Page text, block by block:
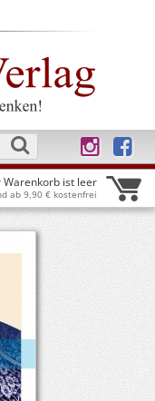
Warenkorb ist leer
ab 9,90 € kostenfrei